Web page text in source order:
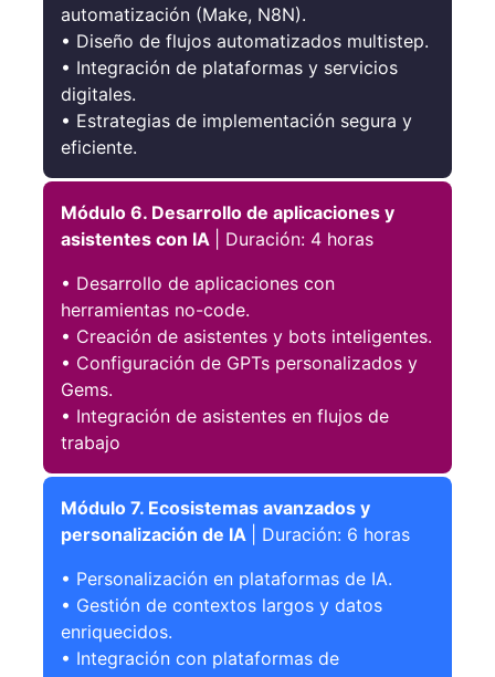
automatización (Make, N8N).
• Diseño de flujos automatizados multistep.
• Integración de plataformas y servicios
digitales.
• Estrategias de implementación segura y
eficiente.
Módulo 6. Desarrollo de aplicaciones y
asistentes con IA
| Duración: 4 horas
• Desarrollo de aplicaciones con
herramientas no-code.
• Creación de asistentes y bots inteligentes.
• Configuración de GPTs personalizados y
Gems.
• Integración de asistentes en flujos de
trabajo
Módulo 7. Ecosistemas avanzados y
personalización de IA
| Duración: 6 horas
• Personalización en plataformas de IA.
• Gestión de contextos largos y datos
enriquecidos.
• Integración con plataformas de